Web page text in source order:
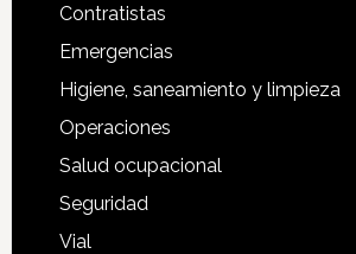
Contratistas
Emergencias
Higiene, saneamiento y limpieza
Operaciones
Salud ocupacional
Seguridad
Vial